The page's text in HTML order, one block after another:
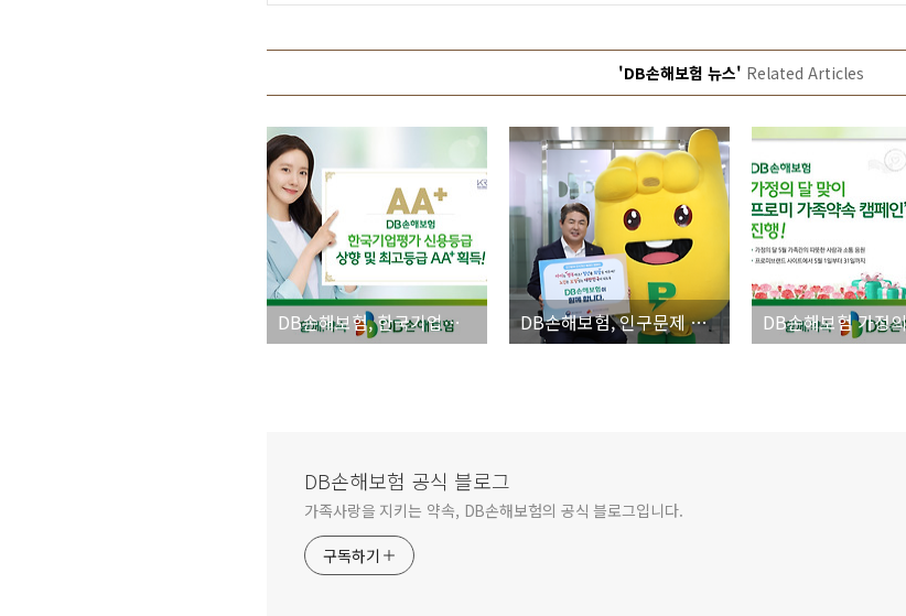
'DB손해보험 뉴스' Related Articles
DB손해보험, 한국기업평가 신용등급 상향 및 최고등급 획득 DB손해보험, 인구문제 인식개선 릴레이 캠페인 참여
DB손해보험 공식 블로그
가족사랑을 지키는 약속, DB손해보험의 공식 블로그입니다.
구독하기